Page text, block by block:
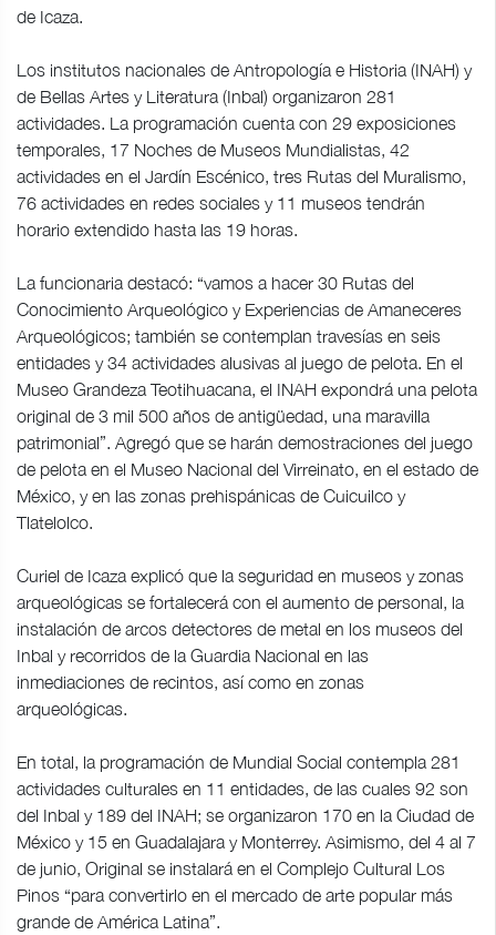
de Icaza.
Los institutos nacionales de Antropología e Historia (INAH) y
de Bellas Artes y Literatura (Inbal) organizaron 281
actividades. La programación cuenta con 29 exposiciones
temporales, 17 Noches de Museos Mundialistas, 42
actividades en el Jardín Escénico, tres Rutas del Muralismo,
76 actividades en redes sociales y 11 museos tendrán
horario extendido hasta las 19 horas.
La funcionaria destacó: “vamos a hacer 30 Rutas del
Conocimiento Arqueológico y Experiencias de Amaneceres
Arqueológicos; también se contemplan travesías en seis
entidades y 34 actividades alusivas al juego de pelota. En el
Museo Grandeza Teotihuacana, el INAH expondrá una pelota
original de 3 mil 500 años de antigüedad, una maravilla
patrimonial”. Agregó que se harán demostraciones del juego
de pelota en el Museo Nacional del Virreinato, en el estado de
México, y en las zonas prehispánicas de Cuicuilco y
Tlatelolco.
Curiel de Icaza explicó que la seguridad en museos y zonas
arqueológicas se fortalecerá con el aumento de personal, la
instalación de arcos detectores de metal en los museos del
Inbal y recorridos de la Guardia Nacional en las
inmediaciones de recintos, así como en zonas
arqueológicas.
En total, la programación de Mundial Social contempla 281
actividades culturales en 11 entidades, de las cuales 92 son
del Inbal y 189 del INAH; se organizaron 170 en la Ciudad de
México y 15 en Guadalajara y Monterrey. Asimismo, del 4 al 7
de junio, Original se instalará en el Complejo Cultural Los
Pinos “para convertirlo en el mercado de arte popular más
grande de América Latina”.